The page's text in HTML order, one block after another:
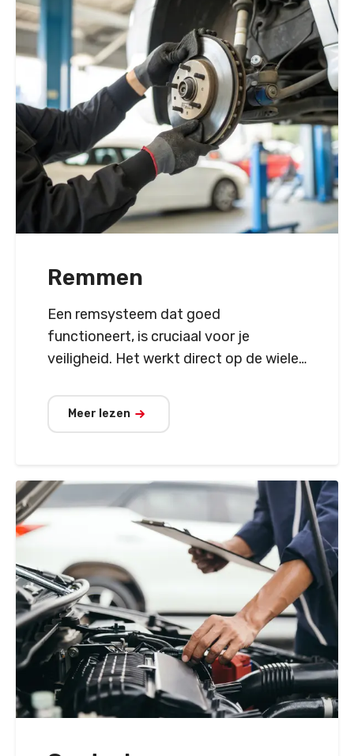
Remmen
Een remsysteem dat goed
functioneert, is cruciaal voor je
veiligheid. Het werkt direct op de wielen
Meer lezen